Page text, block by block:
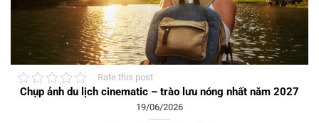
Rate this post
Chụp ảnh du lịch cinematic – trào lưu nóng nhất năm 2027
19/06/2026